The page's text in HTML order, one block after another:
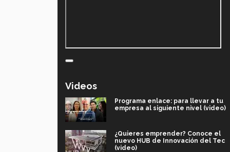
Videos
Programa enlace: para llevar a tu
empresa al siguiente nivel (video)
¿Quieres emprender? Conoce el
nuevo HUB de Innovación del Tec
(video)